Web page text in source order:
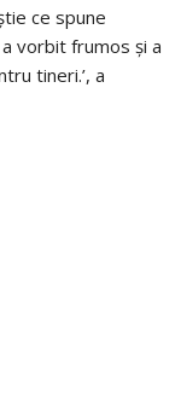
ce spune
vorbit frumos și a
tineri.’, a